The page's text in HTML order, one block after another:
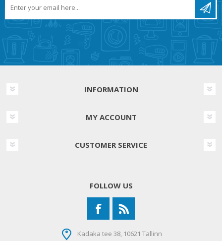
INFORMATION
MY ACCOUNT
CUSTOMER SERVICE
FOLLOW US
Kadaka tee 38, 10621 Tallinn